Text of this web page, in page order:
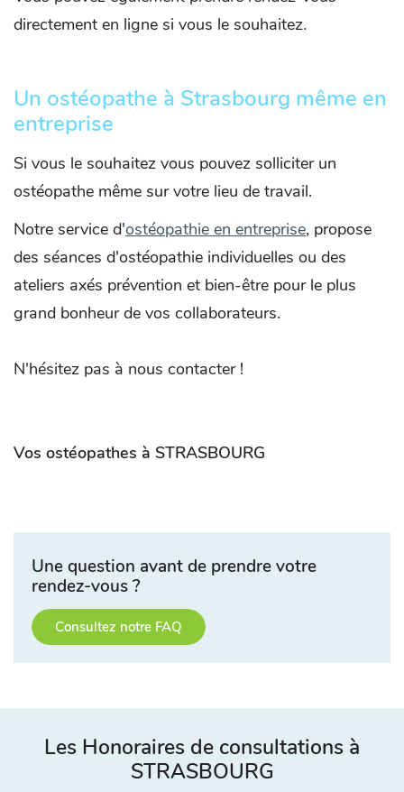
directement en ligne si vous le souhaitez.
Un ostéopathe à Strasbourg même en
entreprise
Si vous le souhaitez vous pouvez solliciter un
ostéopathe même sur votre lieu de travail.
Notre service d'ostéopathie en entreprise, propose
des séances d'ostéopathie individuelles ou des
ateliers axés prévention et bien-être pour le plus
grand bonheur de vos collaborateurs.
N'hésitez pas à nous contacter !
Vos ostéopathes à STRASBOURG
Une question avant de prendre votre
rendez-vous ?
Consultez notre FAQ
Les Honoraires de consultations à
STRASBOURG